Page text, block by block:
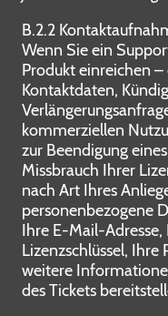
B.2.2
Wenn Sie ein
Produkt einreichen
Kontaktdaten,
kommerziellen
zur Beendigung
Missbrauch Ihrer
nach Art Ihres
personenbezogene
Ihre E-Mail-
Lizenzschlüssel,
weitere
des Tickets